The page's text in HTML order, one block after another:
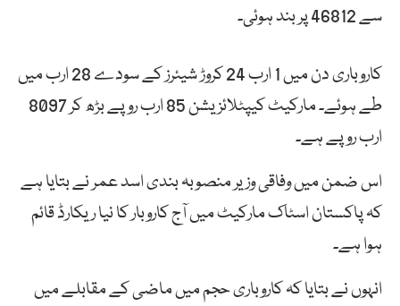
سے 46812 پر بند ہوئی۔
کاروباری دن میں 1 ارب 24 کروڑ شیئرز کے سودے 28 ارب میں
طے ہوئے۔ مارکیٹ کیپٹلائزیشن 85 ارب روپے بڑھ کر 8097
ارب روپے ہے۔
اس ضمن میں وفاقی وزیر منصوبہ بندی اسد عمر نے بتایا ہے
کہ پاکستان اسٹاک مارکیٹ میں آج کاروبار کا نیا ریکارڈ قائم
ہوا ہے۔
انہوں نے بتایا کہ کاروباری حجم میں ماضی کے مقابلے میں